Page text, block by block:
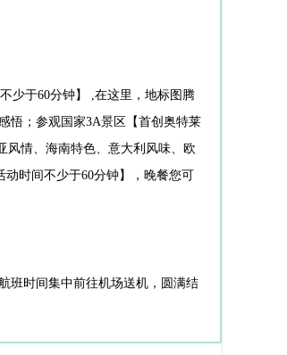
少于60分钟】 ,在这里，地标图腾
悟；参观国家3A景区【首创奥特莱
风情、海南特色、意大利风味、欧
时间不少于60分钟】，晚餐您可
班时间集中前往机场送机，圆满结